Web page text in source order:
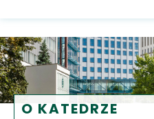
O KATEDRZE